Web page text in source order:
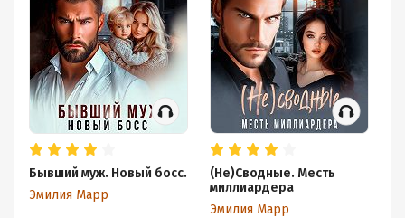
Бывший муж. Новый босс.
Эмилия Марр
(Не)Сводные. Месть
миллиардера
Эмилия Марр